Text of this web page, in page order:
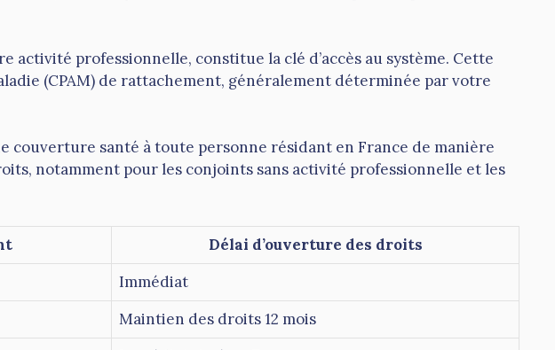
professionnelle, constitue la clé d’accès au système. Cette
(CPAM) de rattachement, généralement déterminée par votre
couverture santé à toute personne résidant en France de manière
notamment pour les conjoints sans activité professionnelle et les
Délai d’ouverture des droits
Immédiat
Maintien des droits 12 mois